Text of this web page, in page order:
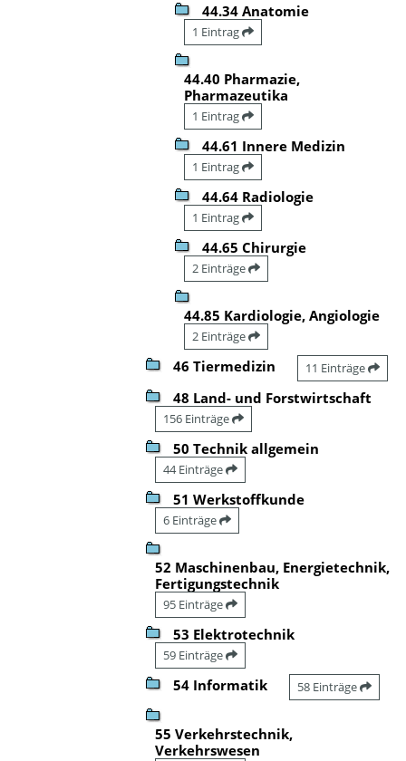
44.34 Anatomie
1 Eintrag
44.40 Pharmazie,
Pharmazeutika
1 Eintrag
44.61 Innere Medizin
1 Eintrag
44.64 Radiologie
1 Eintrag
44.65 Chirurgie
2 Einträge
44.85 Kardiologie, Angiologie
2 Einträge
46 Tiermedizin 11 Einträge
48 Land- und Forstwirtschaft
156 Einträge
50 Technik allgemein
44 Einträge
51 Werkstoffkunde
6 Einträge
52 Maschinenbau, Energietechnik,
Fertigungstechnik
95 Einträge
53 Elektrotechnik
59 Einträge
54 Informatik 58 Einträge
55 Verkehrstechnik,
Verkehrswesen